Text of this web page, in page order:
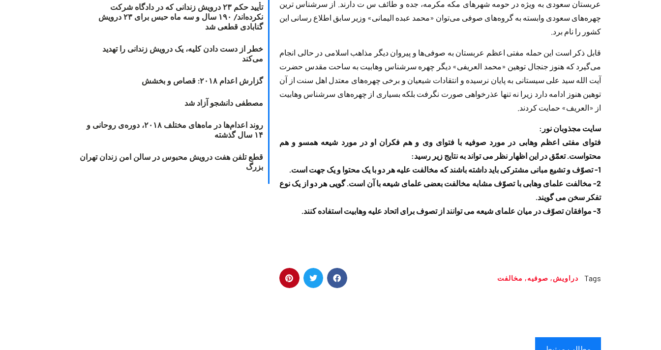
عربستان سعودی به ویژه در حومه شهرهای مکه مکرمه، جده و طائف س ت دارند. از سرشناس ترین
چهره‌های سعودی وابسته به گروه‌های صوفی می‌توان «محمد عبده الیمانی» وزیر سابق اطلاع رسانی این
کشور را نام برد.
قابل ذکر است این حمله مفتی اعظم عربستان به صوفی‌ها و پیروان دیگر مذاهب اسلامی در حالی انجام
می‌گیرد که هنوز جنجال توهین «محمد العریفی» دیگر چهره سرشناس وهابیت به ساحت مقدس حضرت
آیت الله سید علی سیستانی به پایان نرسیده و انتقادات شیعیان و برخی چهره‌های معتدل اهل سنت از آن
توهین هنوز ادامه دارد زیرا نه تنها عذرخواهی صورت نگرفت بلکه بسیاری از چهره‌های سرشناس وهابیت
از «العریف» حمایت کردند.
سایت مجذوبان نور:
فتوای مفتی اعظم وهابی در مورد صوفیه با فتوای وی و هم فکران او در مورد شیعه همسو و هم
محتواست. تعمّق در این اظهار نظر می تواند به نتایج زیر رسید:
1- تصوّف و تشیع مبانی مشترکی باید داشته باشند که مخالفت علیه هر دو با یک محتوا و یک جهت است.
2- مخالفت علمای وهابی با تصوّف مشابه مخالفت بعضی علمای شیعه با آن است. گویی هر دو از یک نوع
تفکر سخن می گویند.
3- موافقان تصوّف در میان علمای شیعه می توانند از تصوف برای اتحاد علیه وهابیت استفاده کنند.
Tags دراویش, صوفیه, مخالفت
تأیید حکم ۲۳ درویش زندانی که در دادگاه شرکت
نکرده‌اند/ ۱۹۰ سال و سه ماه حبس برای ۲۳ درویش
گنابادی قطعی شد
خطر از دست دادن کلیه، یک درویش زندانی را تهدید
می‌کند
گزارش اعدام ۲۰۱۸: قصاص و بخشش
مصطفی دانشجو آزاد شد
روند اعدام‌ها در ماه‌های مختلف ۲۰۱۸، دوره‌ی روحانی و
۱۴ سال گذشته
قطع تلفن هفت درویش محبوس در سالن امن زندان تهران
بزرگ